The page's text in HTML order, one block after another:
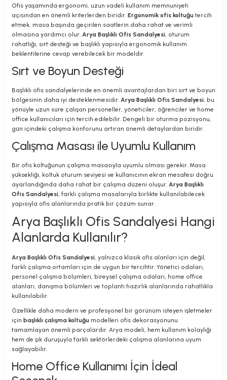
Ofis yaşamında ergonomi, uzun vadeli kullanım memnuniyeti
açısından en önemli kriterlerden biridir. Ergonomik ofis koltuğu tercih
etmek, masa başında geçirilen saatlerin daha rahat ve verimli
olmasına yardımcı olur. Arya Başlıklı Ofis Sandalyesi , oturum
rahatlığı, sırt desteği ve başlıklı yapısıyla ergonomik kullanım
beklentilerine cevap verebilecek bir modeldir.
Sırt ve Boyun Desteği
Başlıklı ofis sandalyelerinde en önemli avantajlardan biri sırt ve boyun
bölgesinin daha iyi desteklenmesidir. Arya Başlıklı Ofis Sandalyesi , bu
yönüyle uzun süre çalışan personeller, yöneticiler, öğrenciler ve home
office kullanıcıları için tercih edilebilir. Dengeli bir oturma pozisyonu,
gün içindeki çalışma konforunu artıran önemli detaylardan biridir.
Çalışma Masası ile Uyumlu Kullanım
Bir ofis koltuğunun çalışma masasıyla uyumlu olması gerekir. Masa
yüksekliği, koltuk oturum seviyesi ve kullanıcının ekran mesafesi doğru
ayarlandığında daha rahat bir çalışma düzeni oluşur. Arya Başlıklı
Ofis Sandalyesi , farklı çalışma masalarıyla birlikte kullanılabilecek
yapısıyla ofis alanlarında pratik bir çözüm sunar.
Arya Başlıklı Ofis Sandalyesi Hangi
Alanlarda Kullanılır?
Arya Başlıklı Ofis Sandalyesi , yalnızca klasik ofis alanları için değil,
farklı çalışma ortamları için de uygun bir tercihtir. Yönetici odaları,
personel çalışma bölümleri, bireysel çalışma odaları, home office
alanları, danışma bölümleri ve toplantı hazırlık alanlarında rahatlıkla
kullanılabilir.
Özellikle daha modern ve profesyonel bir görünüm isteyen işletmeler
için başlıklı çalışma koltuğu modelleri ofis dekorasyonunu
tamamlayan önemli parçalardır. Arya modeli, hem kullanım kolaylığı
hem de şık duruşuyla farklı sektörlerdeki çalışma alanlarına uyum
sağlayabilir.
Home Office Kullanımı İçin İdeal